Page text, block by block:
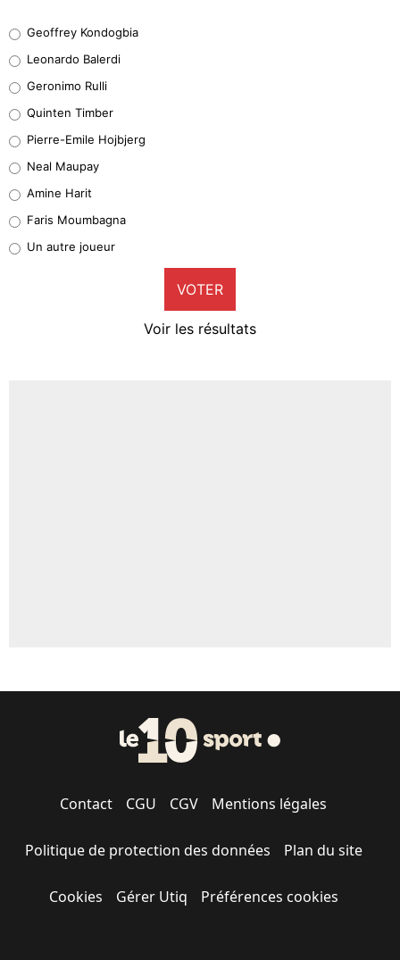
38%
32%
5%
1%
9%
Geoffrey Kondogbia
Leonardo Balerdi
Geronimo Rulli
Quinten Timber
Pierre-Emile Hojbjerg
Neal Maupay
Amine Harit
Faris Moumbagna
Un autre joueur
VOTER
Voir les résultats
Contact CGU CGV Mentions légales
Politique de protection des données Plan du site
Cookies Gérer Utiq Préférences cookies